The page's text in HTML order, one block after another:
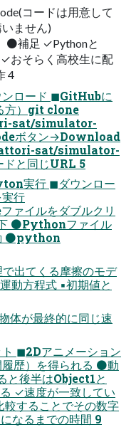
コードは用意して
ません)
⚫補足 ✓Pythonと
おそらく高校生に配
4
ンロード ◼GitHubに
方）git clone
sat/simulator-
ボタン→Download
sat/simulator-
と同じURL 5
実行 ◼ダウンロー
行
イルをダブルクリ
⚫Pythonファイル
⚫python
出てくる摩擦のモデ
動方程式 ▪初期値と
体が最終的に同じ速
◼2Dアニメーション
歴）を得られる ⚫動
後半はObject1と
✓速度が一致してい
較することでその数字
なるまでの時間 9